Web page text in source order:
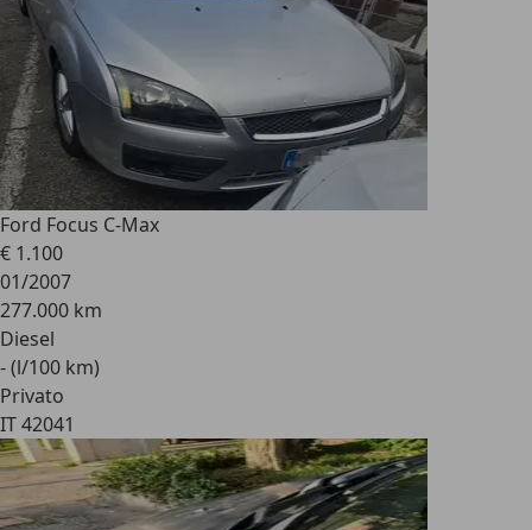
Ford Focus C-Max
€ 1.100
01/2007
277.000 km
Diesel
- (l/100 km)
Privato
IT 42041